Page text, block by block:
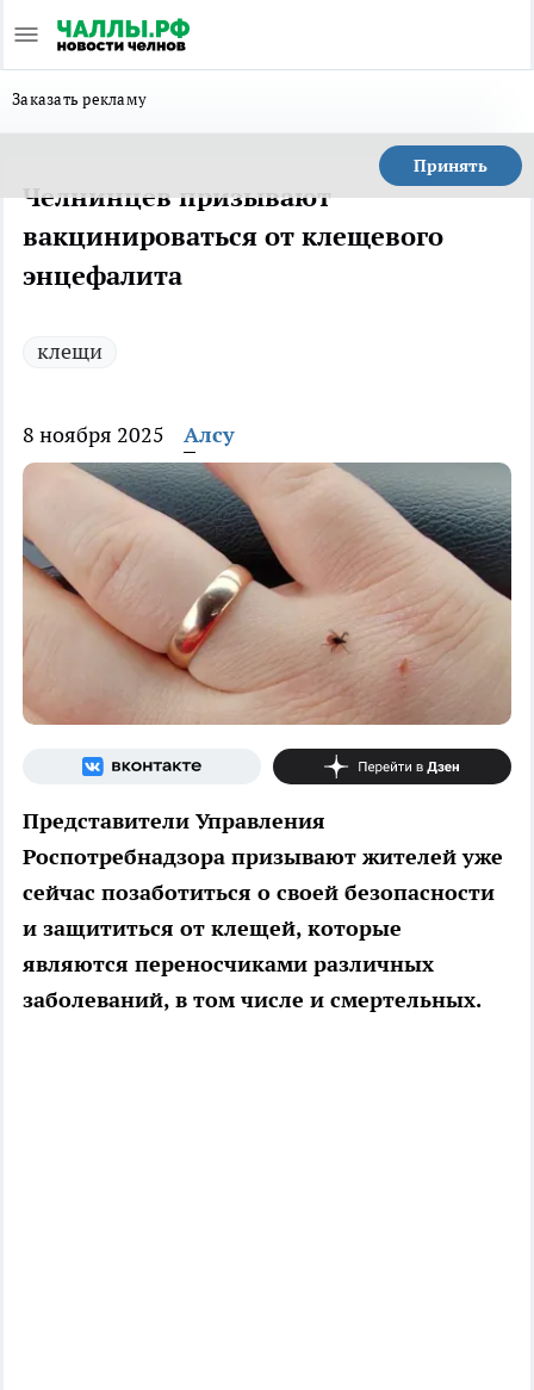
Заказать рекламу
Принять
Челнинцев призывают
вакцинироваться от клещевого
энцефалита
клещи
8 ноября 2025 Алсу
Представители Управления
Роспотребнадзора призывают жителей уже
сейчас позаботиться о своей безопасности
и защититься от клещей, которые
являются переносчиками различных
заболеваний, в том числе и смертельных.